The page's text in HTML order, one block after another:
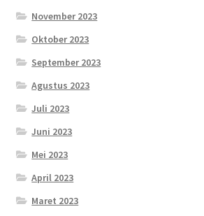
November 2023
Oktober 2023
September 2023
Agustus 2023
Juli 2023
Juni 2023
Mei 2023
April 2023
Maret 2023